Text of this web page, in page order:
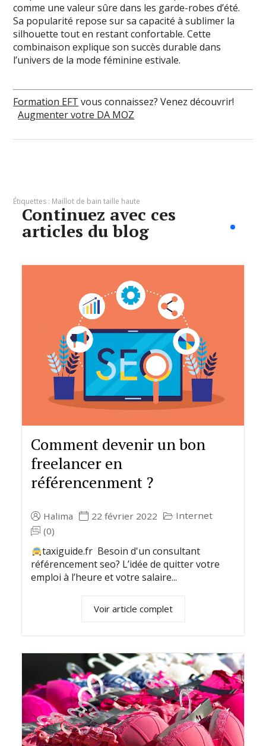
comme une valeur sûre dans les garde-robes d’été.
Sa popularité repose sur sa capacité à sublimer la
silhouette tout en restant confortable. Cette
combinaison explique son succès durable dans
l’univers de la mode féminine estivale.
Formation EFT vous connaissez? Venez découvrir!
Augmenter votre DA MOZ
Étiquettes : Maillot de bain taille haute
Continuez avec ces
articles du blog
Comment devenir un bon
freelancer en
référencenment ?
Halima 22 février 2022
Internet
(0)
taxiguide.fr Besoin d'un consultant
référencement seo? L’idée de quitter votre
emploi à l’heure et votre salaire...
Voir article complet